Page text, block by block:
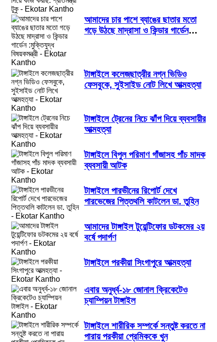
আমাদের চার পাশে ব্যাঙের ছাতার মতো
গড়ে উঠছে মাদ্রাসা ও কিন্ডার গার্ডেন
টাঙ্গাইলে কলেজছাত্রীর নগ্ন ভিডিও
ফেসবুকে, সুইসাইড নোট লিখে আত্মহত্যা
টাঙ্গাইলে ট্রেনের নিচে ঝাঁপ দিয়ে ব্যবসায়ীর
আত্মহত্যা
টাঙ্গাইলে বিপুল পরিমাণ গাঁজাসহ পাঁচ মাদক
ব্যবসায়ী আটক
টাঙ্গাইলে পারভীনের রিপোর্ট দেখে
পারভেজের পিত্তথলি কাটলেন ডা. তুহিন
আমাদের টাঙ্গাইল টুয়েন্টিফোর ডটকমের ২য়
বর্ষে পদার্পণ
টাঙ্গাইলে পরকীয়া সিংগাপুরে আত্মহত্যা
এবার অনুর্ধ্ব-১৮ জোনাল ক্রিকেটেও
চ্যাম্পিয়ন টাঙ্গাইল
টাঙ্গাইলে শারীরিক সম্পর্কে সন্তুষ্ট করতে না
পারায় পরকীয়া প্রেমিককে খুন